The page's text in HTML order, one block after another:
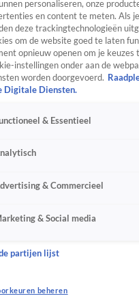
personaliseren, onze
en content te meten. Als
deze trackingtechnologieën
om de website goed te laten
opnieuw openen om je
instellingen onder aan de
worden doorgevoerd.
Digitale Diensten.
& Essentieel
& Commercieel
& Social media
partijen lijst
beheren